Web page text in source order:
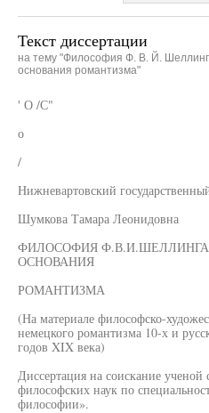
Текст диссертации
на тему "Философия Ф. В. Й.
основания романтизма"
' О /С"
о
/
Нижневартовский
Шумкова Тамара Леонидовна
ФИЛОСОФИЯ Ф.В.И.ШЕЛЛИНГА
ОСНОВАНИЯ
РОМАНТИЗМА
(На материале философско-
немецкого романтизма 10-х и
годов XIX века)
Диссертация на соискание ученой
философских наук по
философии».